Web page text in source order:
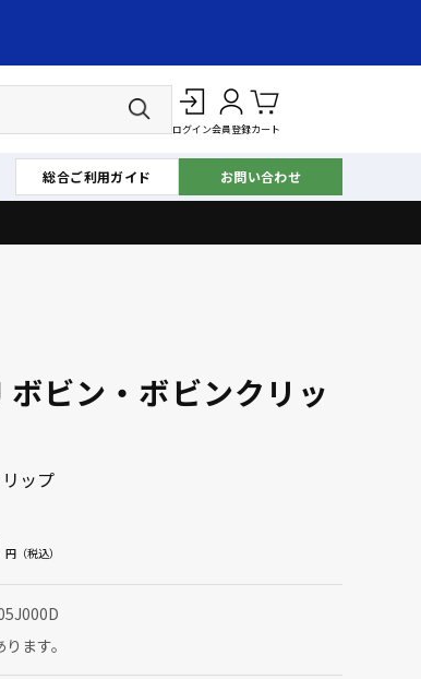
ログイン会員登録カート
総合ご利用ガイド お問い合わせ
ビン・ボビンクリッ
ップ
ます。